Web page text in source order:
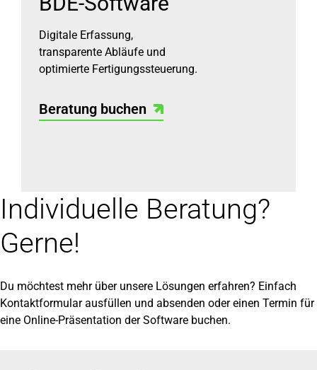
Digitale Erfassung,
transparente Abläufe und
optimierte Fertigungssteuerung.
Beratung buchen
Individuelle Beratung?
Gerne!
Du möchtest mehr über unsere Lösungen erfahren? Einfach
Kontaktformular ausfüllen und absenden oder einen Termin für
eine Online-Präsentation der Software buchen.